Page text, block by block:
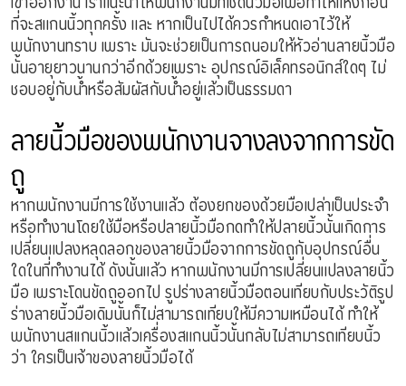
ที่จะสเเกนนิ้วทุกครั้ง และ หากเป็นไปได้ควรกำหนดเอาไว้ให้
พนักงานทราบ เพราะ มันจะช่วยเป็นการถนอมให้หัวอ่านลายนิ้วมือ
นั้นอายุยาวนานกว่าอีกด้วยเพราะ อุปกรณ์อิเล็คทรอนิกส์ใดๆ ไม่
ชอบอยู่กับน้ำหรือสัมผัสกับน้ำอยู่แล้วเป็นธรรมดา
ลายนิ้วมือของพนักงานจางลงจากการขัด
ถู
หากพนักงานมีการใช้งานแล้ว ต้องยกของด้วยมือเปล่าเป็นประจำ
หรือทำงานโดยใช้มือหรือปลายนิ้วมือกดทำให้ปลายนิ้วนั้นเกิดการ
เปลี่ยนแปลงหลุดลอกของลายนิ้วมือจากการขัดถูกับอุปกรณ์อื่น
ใดในที่ทำงานได้ ดังนั้นแล้ว หากพนักงานมีการเปลี่ยนแปลงลายนิ้ว
มือ เพราะโดนขัดถูออกไป รูปร่างลายนิ้วมือตอนเทียบกับประวัติรูป
ร่างลายนิ้วมือเดิมนั้นก็ไม่สามารถเทียบให้มีความเหมือนได้ ทำให้
พนักงานสเเกนนิ้วแล้วเครื่องสเเกนนิ้วนั้นกลับไม่สามารถเทียบนิ้ว
ว่า ใครเป็นเจ้าของลายนิ้วมือได้